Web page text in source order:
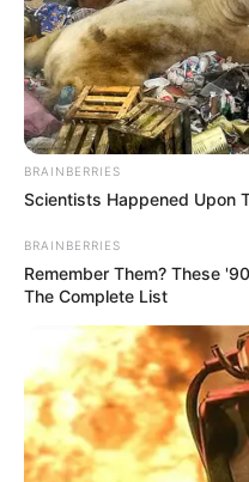
BRAINBERRIES
Scientists Happened Upon
BRAINBERRIES
Remember Them? These
The Complete List